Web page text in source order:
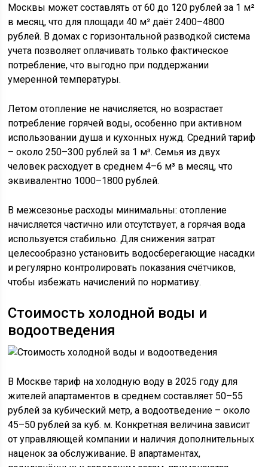
Москвы может составлять от 60 до 120 рублей за 1 м²
в месяц, что для площади 40 м² даёт 2400–4800
рублей. В домах с горизонтальной разводкой система
учета позволяет оплачивать только фактическое
потребление, что выгодно при поддержании
умеренной температуры.
Летом отопление не начисляется, но возрастает
потребление горячей воды, особенно при активном
использовании душа и кухонных нужд. Средний тариф
– около 250–300 рублей за 1 м³. Семья из двух
человек расходует в среднем 4–6 м³ в месяц, что
эквивалентно 1000–1800 рублей.
В межсезонье расходы минимальны: отопление
начисляется частично или отсутствует, а горячая вода
используется стабильно. Для снижения затрат
целесообразно установить водосберегающие насадки
и регулярно контролировать показания счётчиков,
чтобы избежать начислений по нормативу.
Стоимость холодной воды и
водоотведения
В Москве тариф на холодную воду в 2025 году для
жителей апартаментов в среднем составляет 50–55
рублей за кубический метр, а водоотведение – около
45–50 рублей за куб. м. Конкретная величина зависит
от управляющей компании и наличия дополнительных
наценок за обслуживание. В апартаментах,